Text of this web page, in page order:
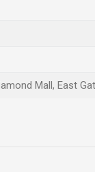
Mall, East